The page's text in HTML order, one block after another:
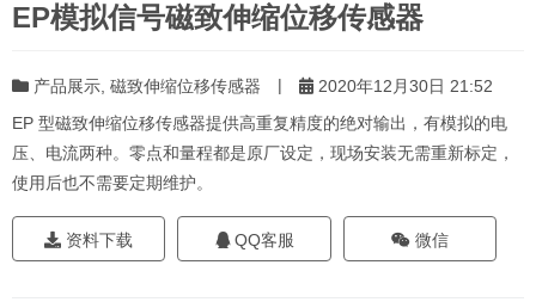
EP模拟信号磁致伸缩位移传感器
产品展示 磁致伸缩位移传感器 |
2020年12月30日 21:52
EP 型磁致伸缩位移传感器提供高重复精度的绝对输出，有模拟的电
压、电流两种。零点和量程都是原厂设定，现场安装无需重新标定，
使用后也不需要定期维护。
资料下载 QQ客服 微信